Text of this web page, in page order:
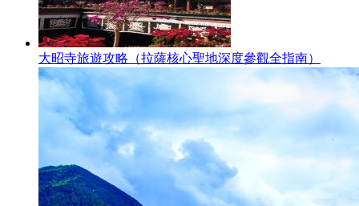
大昭寺旅遊攻略（拉薩核心聖地深度參觀全指南）